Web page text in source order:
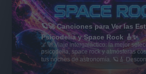
🪐🚀 Canciones para Ver las
Psicodelia y Space Rock 🎸✨
🌌🚀 Viaje intergaláctico: la mejor
psicodelia, space rock y atmósferas
tus noches de astronomía. 🪐🎸
al firmamento y siente la gravedad cero.